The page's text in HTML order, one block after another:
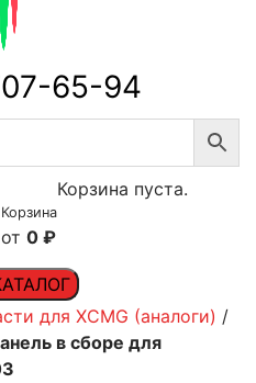
65-94
Корзина
0 ₽
Корзина пуста.
для XCMG (аналоги) /
в сборе для